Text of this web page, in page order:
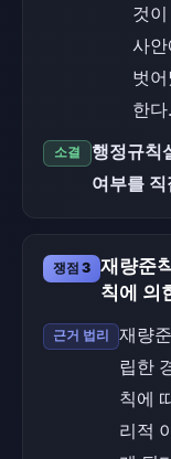
것
사
벗
한다.
소결
행정규칙
여부를
쟁점 3 재량준
칙에 의
근거 법리
재량
립한
칙에
리적